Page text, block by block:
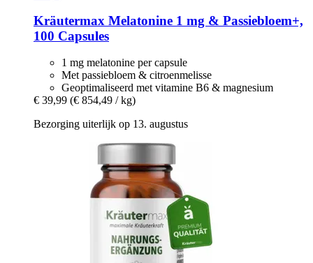
Kräutermax Melatonine 1 mg & Passiebloem+,
100 Capsules
1 mg melatonine per capsule
Met passiebloem & citroenmelisse
Geoptimaliseerd met vitamine B6 & magnesium
€ 39,99 (€ 854,49 / kg)
Bezorging uiterlijk op 13. augustus